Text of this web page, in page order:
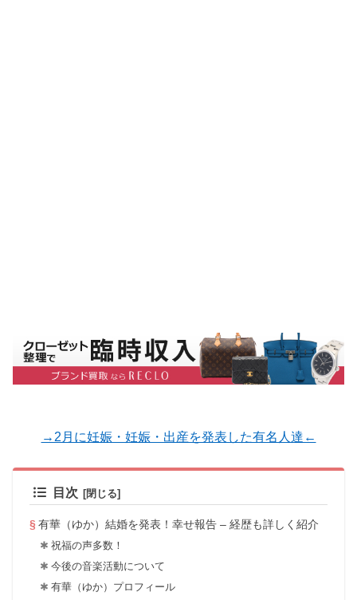
→2月に妊娠・妊娠・出産を発表した有名人達←
目次
有華（ゆか）結婚を発表！幸せ報告 – 経歴も詳しく紹介
祝福の声多数！
今後の音楽活動について
有華（ゆか）プロフィール